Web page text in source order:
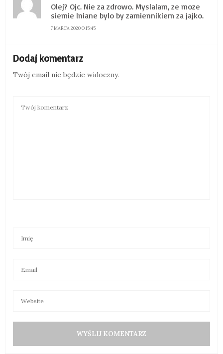
7 MARCA 2020 O 15:45
Olej? Ojc. Nie za zdrowo. Myslalam, ze moze
siemie lniane bylo by zamiennikiem za jajko.
Dodaj komentarz
Twój email nie będzie widoczny.